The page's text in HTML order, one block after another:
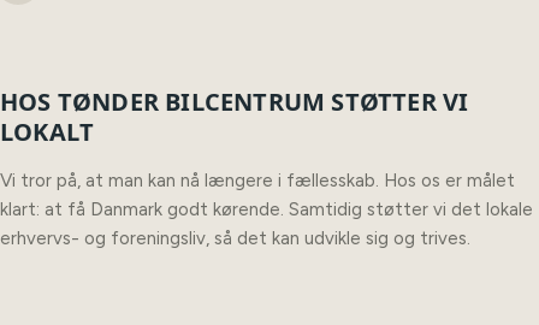
HOS TØNDER BILCENTRUM STØTTER VI
LOKALT
Vi tror på, at man kan nå længere i fællesskab. Hos os er målet
klart: at få Danmark godt kørende. Samtidig støtter vi det lokale
erhvervs- og foreningsliv, så det kan udvikle sig og trives.